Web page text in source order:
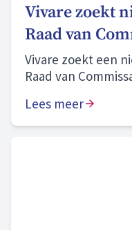
Vivare zoekt
Raad van
Vivare zoekt een
Raad van
Lees meer